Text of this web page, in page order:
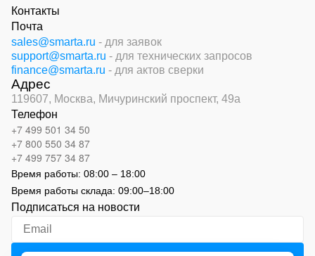
Контакты
Почта
sales@smarta.ru - для заявок
support@smarta.ru - для технических запросов
finance@smarta.ru - для актов сверки
Адрес
119607, Москва, Мичуринский проспект, 49а
Телефон
+7 499 501 34 50
+7 800 550 34 87
+7 499 757 34 87
Время работы: 08:00 – 18:00
Время работы склада: 09:00–18:00
Подписаться на новости